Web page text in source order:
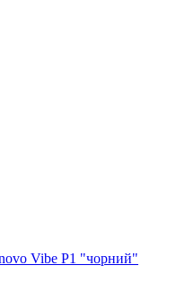
Vibe P1 "чорний"